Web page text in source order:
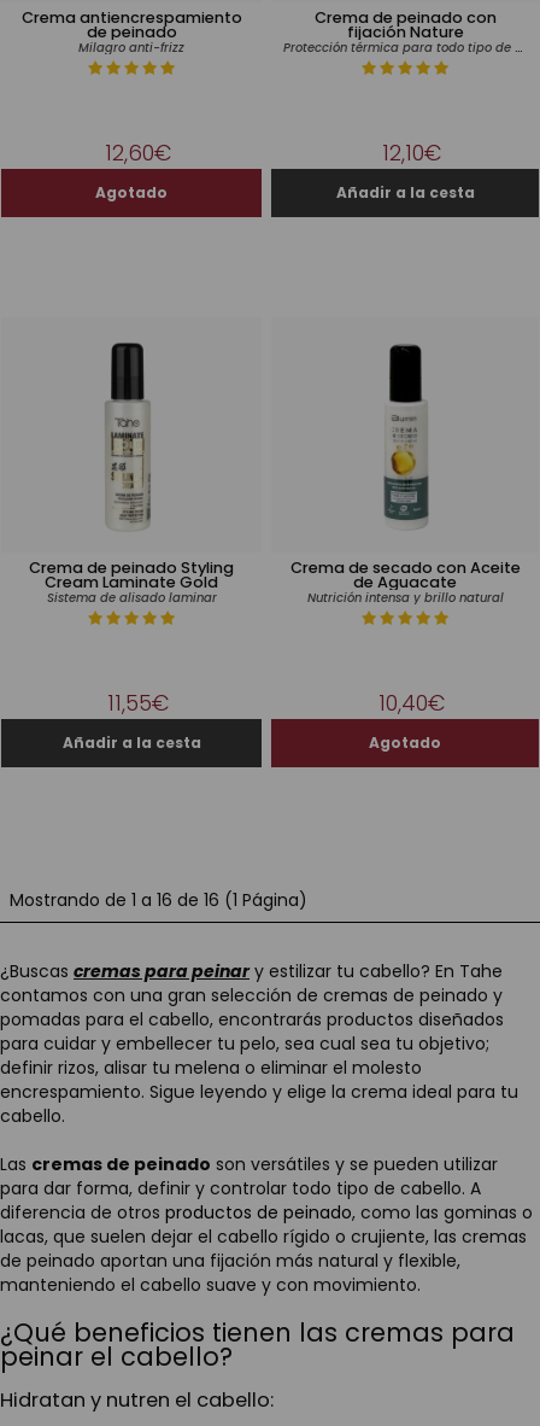
¿Buscas cremas para peinary estilizar tu cabello? En Tahe
contamos con una gran selección de cremas de peinado y
pomadas para el cabello, encontrarás productos diseñados
para cuidar y embellecer tu pelo, sea cual sea tu objetivo;
definir rizos, alisar tu melena o eliminar el molesto
encrespamiento. Sigue leyendo y elige la crema ideal para tu
cabello.
Las cremas de peinado son versátiles y se pueden utilizar
para dar forma, definir y controlar todo tipo de cabello. A
diferencia de otros productos de peinado, como las gominas o
lacas, que suelen dejar el cabello rígido o crujiente, las cremas
de peinado aportan una fijación más natural y flexible,
manteniendo el cabello suave y con movimiento.
¿Qué beneficios tienen las cremas para
peinar el cabello?
Hidratan y nutren el cabello:
Crema antiencrespamiento
de peinado
Milagro anti-frizz
12,60€
Crema de peinado con
fijación Nature
Protección térmica para todo tipo de cabello
12,10€
Crema de peinado Styling
Cream Laminate Gold
Sistema de alisado laminar
11,55€
Crema de secado con Aceite
de Aguacate
Nutrición intensa y brillo natural
10,40€
Mostrando de 1 a 16 de 16 (1 Página)